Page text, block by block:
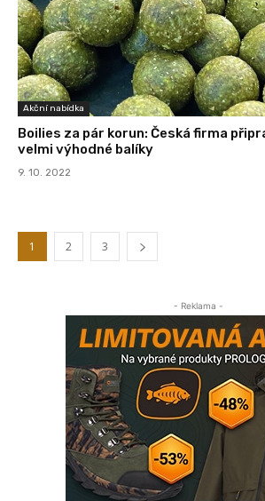
Akční nabídka
Boilies za pár korun: Česká firma
velmi výhodné balíky
9. 10. 2022
1 2 3
- Reklama -